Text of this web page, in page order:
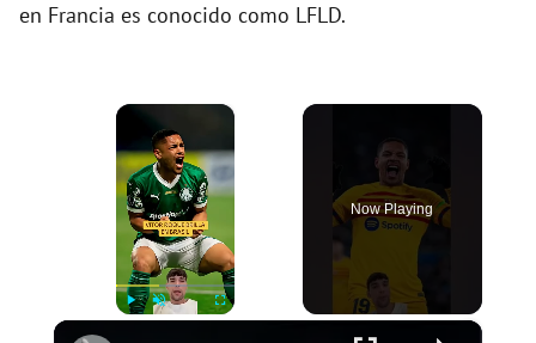
en Francia es conocido como LFLD.
×
Now Playing
×